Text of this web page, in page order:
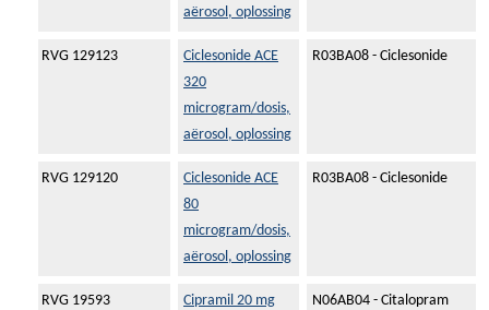
aërosol, oplossing
RVG 129123
Ciclesonide ACE
320
microgram/dosis,
aërosol, oplossing
R03BA08 - Ciclesonide
RVG 129120
Ciclesonide ACE
80
microgram/dosis,
aërosol, oplossing
R03BA08 - Ciclesonide
RVG 19593
Cipramil 20 mg
N06AB04 - Citalopram